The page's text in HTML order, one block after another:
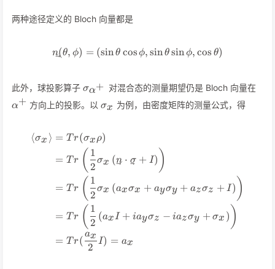
两种途径定义的 Bloch 向量都是
\vec n(\theta,\phi) =
n(θ, ϕ) = (sinθ cos ϕ, sinθ sinϕ, cos θ)
此外，球投影算子 \sigma_{\alpha^+}
σα+ 对混合态的测量期望仍是 Bloch 向量在
α+ 方向上的投影。以\sigma_x
σx 为例，由密度矩阵的测量公式，得
⟨σx ⟩ = T r(σxρ)
= T r ( 2
1
σx (n ⋅ σ + I) )
= T r ( 2
1
σx (axσx + ayσy + azσz + I) )
= T r ( 2
1
(axI + iayσz − iazσy + σx ) )
= Tr(
2
ax
I) = ax